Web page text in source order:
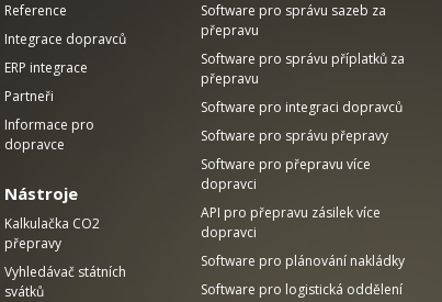
Reference
Integrace dopravců
ERP integrace
Partneři
Informace pro
dopravce
Nástroje
Kalkulačka CO2
přepravy
Vyhledávač státních
svátků
Software pro správu sazeb za
přepravu
Software pro správu příplatků za
přepravu
Software pro integraci dopravců
Software pro správu přepravy
Software pro přepravu více
dopravci
API pro přepravu zásilek více
dopravci
Software pro plánování nakládky
Software pro logistická oddělení